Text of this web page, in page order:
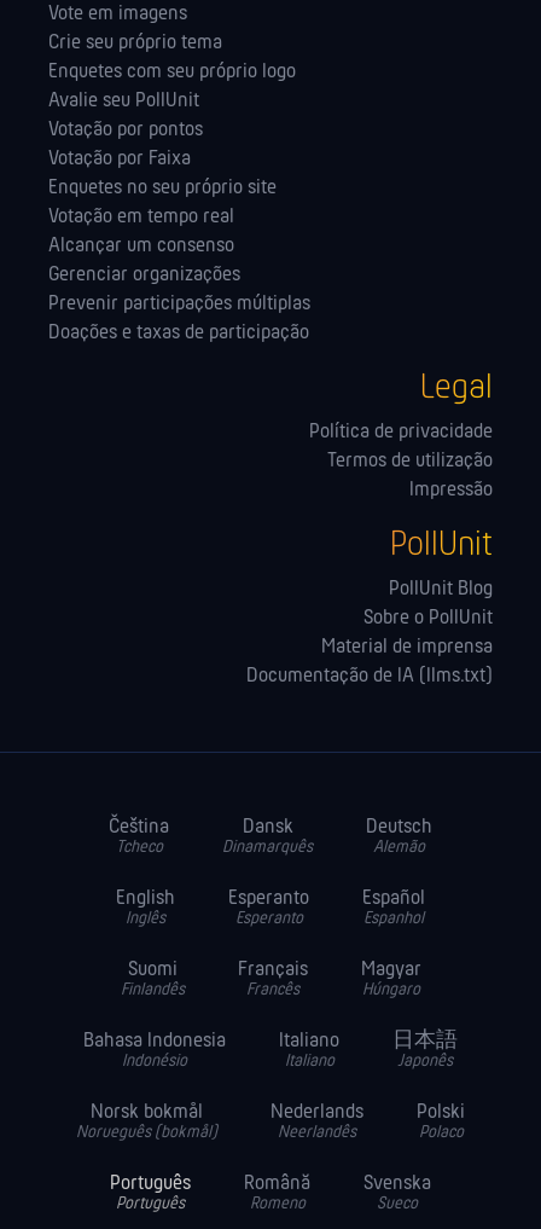
Vote em imagens
Crie seu próprio tema
Enquetes com seu próprio logo
Avalie seu PollUnit
Votação por pontos
Votação por Faixa
Enquetes no seu próprio site
Votação em tempo real
Alcançar um consenso
Gerenciar organizações
Prevenir participações múltiplas
Doações e taxas de participação
Legal
Política de privacidade
Termos de utilização
Impressão
PollUnit
PollUnit Blog
Sobre o PollUnit
Material de imprensa
Documentação de IA (llms.txt)
Čeština
Tcheco
Dansk
Dinamarquês
Deutsch
Alemão
English
Inglês
Esperanto
Esperanto
Español
Espanhol
Suomi
Finlandês
Français
Francês
Magyar
Húngaro
Bahasa Indonesia
Indonésio
Italiano
Italiano
日本語
Japonês
Norsk bokmål
Norueguês (bokmål)
Nederlands
Neerlandês
Polski
Polaco
Português
Português
Română
Romeno
Svenska
Sueco